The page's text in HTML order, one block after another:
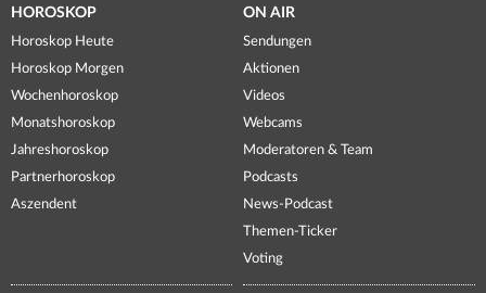
HOROSKOP
Horoskop Heute
Horoskop Morgen
Wochenhoroskop
Monatshoroskop
Jahreshoroskop
Partnerhoroskop
Aszendent
ON AIR
Sendungen
Aktionen
Videos
Webcams
Moderatoren & Team
Podcasts
News-Podcast
Themen-Ticker
Voting